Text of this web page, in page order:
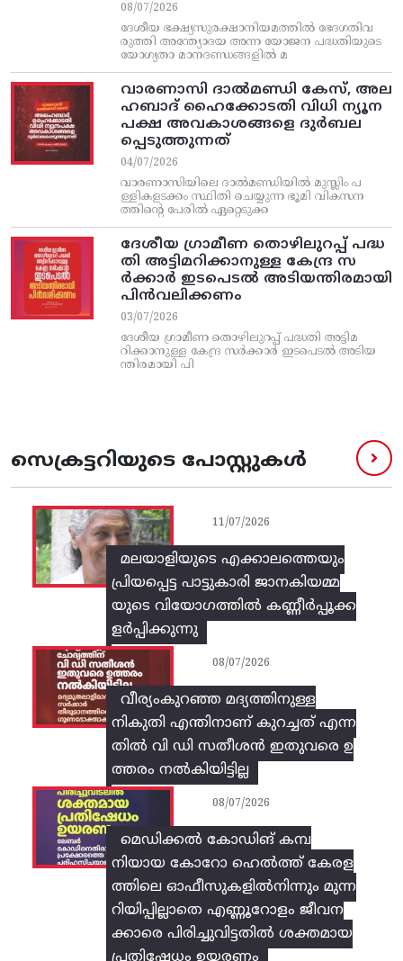
08/07/2026
ദേശീയ ഭക്ഷ്യസുരക്ഷാനിയമത്തിൽ ഭേദഗതിവ
രുത്തി അന്ത്യോദയ അന്ന യോജന പദ്ധതിയുടെ
യോഗ്യതാ മാനദണ്ഡങ്ങളിൽ മ
വാരണാസി ദാൽമണ്ഡി കേസ്, അല
ഹബാദ് ഹൈക്കോടതി വിധി ന്യൂന
പക്ഷ അവകാശങ്ങളെ ദുർബല
പ്പെടുത്തുന്നത്
04/07/2026
വാരണാസിയിലെ ദാൽമണ്ഡിയിൽ മുസ്ലിം പ
ള്ളികളടക്കം സ്ഥിതി ചെയ്യുന്ന ഭൂമി വികസന
ത്തിന്റെ പേരിൽ ഏറ്റെടുക്ക
ദേശീയ ഗ്രാമീണ തൊഴിലുറപ്പ്‌ പദ്ധ
തി അട്ടിമറിക്കാനുള്ള കേന്ദ്ര സ
ര്‍ക്കാര്‍ ഇടപെടല്‍ അടിയന്തിരമായി
പിന്‍വലിക്കണം
03/07/2026
ദേശീയ ഗ്രാമീണ തൊഴിലുറപ്പ്‌ പദ്ധതി അട്ടിമ
റിക്കാനുള്ള കേന്ദ്ര സര്‍ക്കാര്‍ ഇടപെടല്‍ അടിയ
ന്തിരമായി പി
സെക്രട്ടറിയുടെ പോസ്റ്റുകൾ
മലയാളിയുടെ എക്കാലത്തെയും
പ്രിയപ്പെട്ട പാട്ടുകാരി ജാനകിയമ്മ
യുടെ വിയോഗത്തിൽ കണ്ണീർപ്പൂക്ക
ളർപ്പിക്കുന്നു
11/07/2026
വീര്യംകുറഞ്ഞ മദ്യത്തിനുള്ള
നികുതി എന്തിനാണ് കുറച്ചത് എന്ന
തിൽ വി ഡി സതീശൻ ഇതുവരെ ഉ
ത്തരം നൽകിയിട്ടില്ല
08/07/2026
മെഡിക്കൽ കോഡിങ് കമ്പ
നിയായ കോറോ ഹെൽത്ത് കേരള
ത്തിലെ ഓഫീസുകളിൽനിന്നും മുന്ന
റിയിപ്പില്ലാതെ എണ്ണൂറോളം ജീവന
ക്കാരെ പിരിച്ചുവിട്ടതിൽ‌ ശക്തമായ
08/07/2026